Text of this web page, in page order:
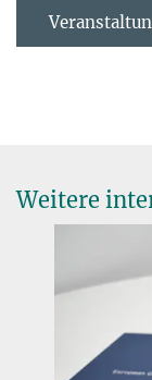
Weitere